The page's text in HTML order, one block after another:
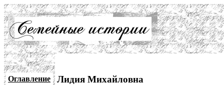
Оглавление
Лидия Михайловна